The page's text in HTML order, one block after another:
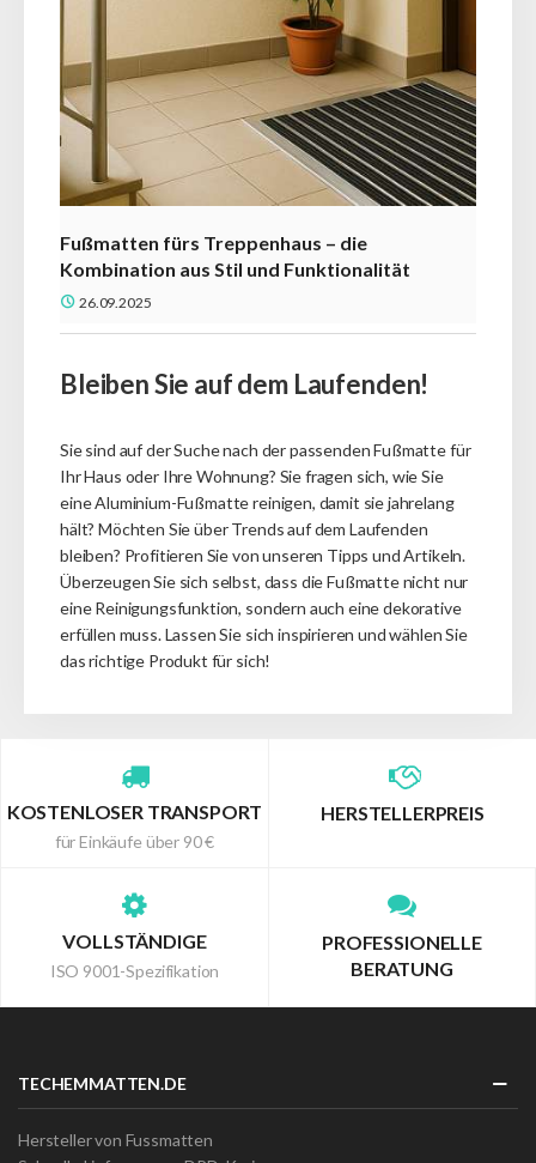
Fußmatten fürs Treppenhaus – die
Kombination aus Stil und Funktionalität
26.09.2025
Bleiben Sie auf dem Laufenden!
Sie sind auf der Suche nach der passenden Fußmatte für
Ihr Haus oder Ihre Wohnung? Sie fragen sich, wie Sie
eine Aluminium-Fußmatte reinigen, damit sie jahrelang
hält? Möchten Sie über Trends auf dem Laufenden
bleiben? Profitieren Sie von unseren Tipps und Artikeln.
Überzeugen Sie sich selbst, dass die Fußmatte nicht nur
eine Reinigungsfunktion, sondern auch eine dekorative
erfüllen muss.Lassen Sie sich inspirieren und wählen Sie
das richtige Produkt für sich!
KOSTENLOSER TRANSPORT
für Einkäufe über 90 €
HERSTELLERPREIS
VOLLSTÄNDIGE
ISO 9001-Spezifikation
PROFESSIONELLE
BERATUNG
TECHEMMATTEN.DE
Hersteller von Fussmatten